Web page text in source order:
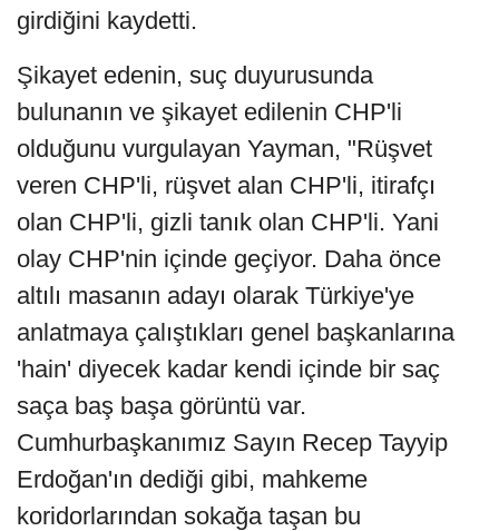
girdiğini kaydetti.
Şikayet edenin, suç duyurusunda
bulunanın ve şikayet edilenin CHP'li
olduğunu vurgulayan Yayman, "Rüşvet
veren CHP'li, rüşvet alan CHP'li, itirafçı
olan CHP'li, gizli tanık olan CHP'li. Yani
olay CHP'nin içinde geçiyor. Daha önce
altılı masanın adayı olarak Türkiye'ye
anlatmaya çalıştıkları genel başkanlarına
'hain' diyecek kadar kendi içinde bir saç
saça baş başa görüntü var.
Cumhurbaşkanımız Sayın Recep Tayyip
Erdoğan'ın dediği gibi, mahkeme
koridorlarından sokağa taşan bu